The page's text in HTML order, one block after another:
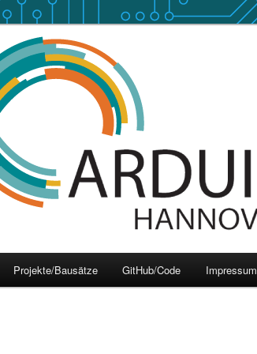
Projekte/Bausätze GitHub/Code Impressum